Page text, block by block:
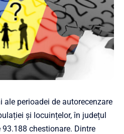
perioadei de autorecenzare
și locuințelor, în județul
chestionare. Dintre